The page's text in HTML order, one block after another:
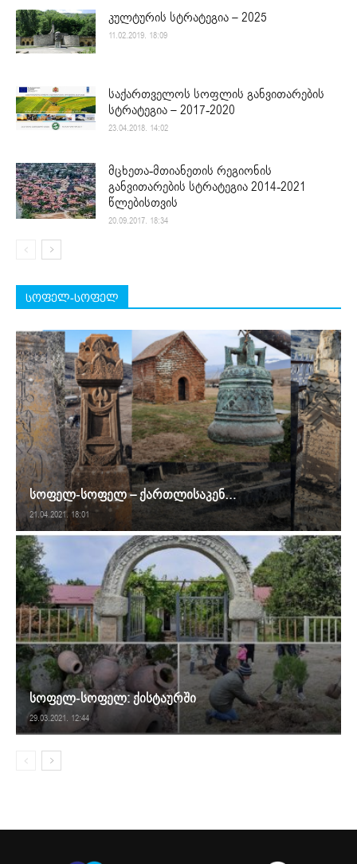
კულტურის სტრატეგია – 2025
11.02.2019. 18:09
საქართველოს სოფლის განვითარების
სტრატეგია – 2017-2020
23.04.2018. 14:02
მცხეთა-მთიანეთის რეგიონის
განვითარების სტრატეგია 2014-2021
წლებისთვის
20.09.2017. 18:34
სოფელ-სოფელ
სოფელ-სოფელ – ქართლისაკენ…
21.04.2021. 18:01
სოფელ-სოფელ: ქისტაურში
29.03.2021. 12:44